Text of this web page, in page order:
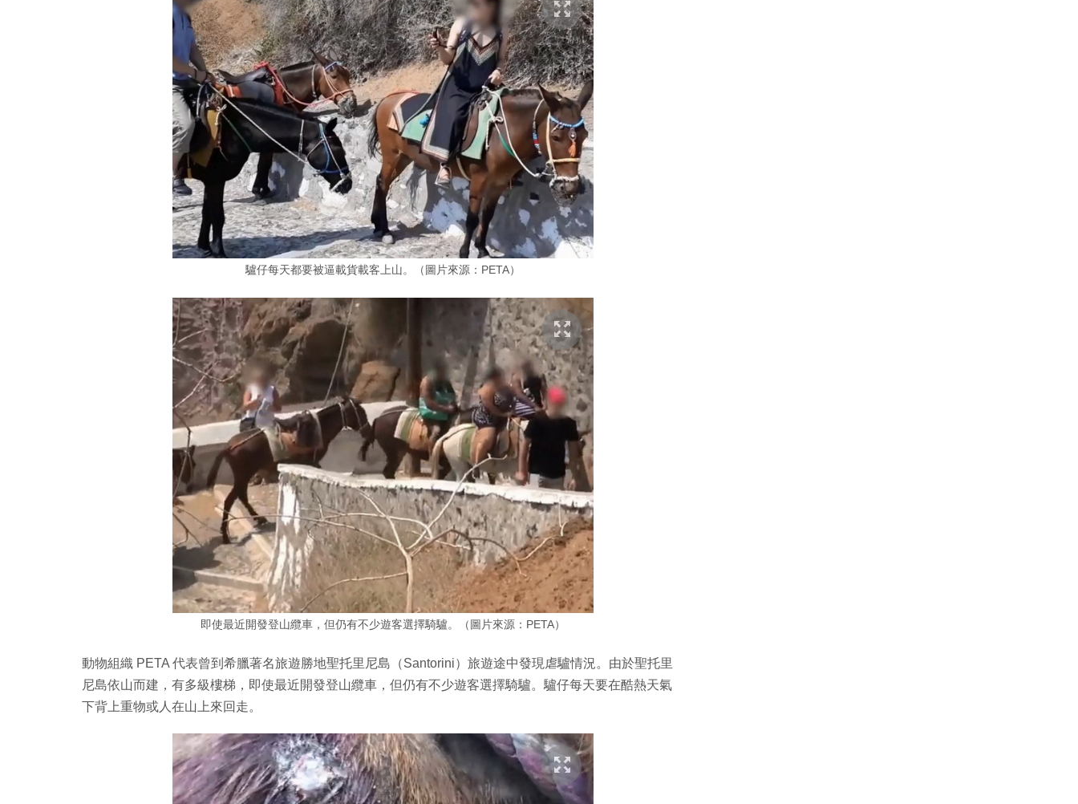
驢仔每天都要被逼載貨載客上山。（圖片來源：PETA）
即使最近開發登山纜車，但仍有不少遊客選擇騎驢。（圖片來源：PETA）
動物組織 PETA 代表曾到希臘著名旅遊勝地聖托里尼島（Santorini）旅遊途中發現虐驢情況。由於聖托里
尼島依山而建，有多級樓梯，即使最近開發登山纜車，但仍有不少遊客選擇騎驢。驢仔每天要在酷熱天氣
下背上重物或人在山上來回走。